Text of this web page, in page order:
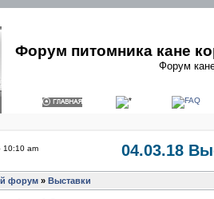
Форум питомника кане
Форум
10:10 am 04.03.18
форум » Выставки